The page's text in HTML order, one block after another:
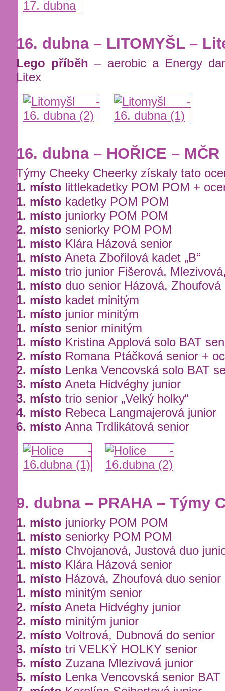
16. dubna – LITOMYŠL –
Lego příběh – aerobic a Energy
Litex
16. dubna – HOŘICE – MČR
Týmy Cheeky Cheerky získaly tato
1. místo littlekadetky POM POM +
1. místo kadetky POM POM
1. místo juniorky POM POM
2. místo seniorky POM POM
1. místo Klára Házová senior
1. místo Aneta Zbořilová kadet „B“
1. místo trio junior Fišerová,
1. místo duo senior Házová, Zhoufová
1. místo kadet minitým
1. místo junior minitým
1. místo senior minitým
1. místo Kristina Applová solo BAT
2. místo Romana Ptáčková senior +
2. místo Lenka Vencovská solo BAT
3. místo Aneta Hidvéghy junior
3. místo trio senior „Velký holky“
4. místo Rebeca Langmajerová junior
6. místo Anna Trdlikátová senior
9. dubna – PRAHA – Týmy
1. místo juniorky POM POM
1. místo seniorky POM POM
1. místo Chvojanová, Justová duo
1. místo Klára Házová senior
1. místo Házová, Zhoufová duo senior
1. místo minitým senior
2. místo Aneta Hidvéghy junior
2. místo minitým junior
2. místo Voltrová, Dubnová do senior
3. místo tri VELKÝ HOLKY senior
5. místo Zuzana Mlezivová junior
5. místo Lenka Vencovská senior BAT